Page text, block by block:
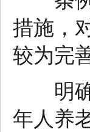
措施，
较为完
明确
年人养